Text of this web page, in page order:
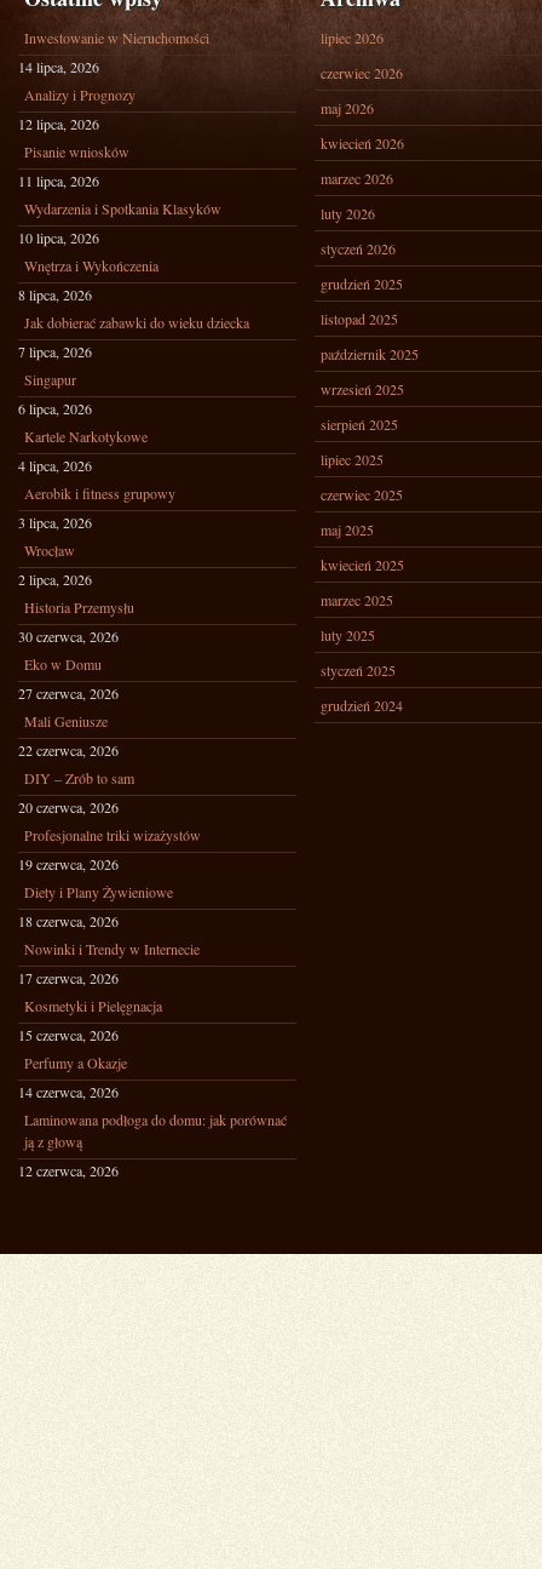
Inwestowanie w Nieruchomości
14 lipca, 2026
Analizy i Prognozy
12 lipca, 2026
Pisanie wniosków
11 lipca, 2026
Wydarzenia i Spotkania Klasyków
10 lipca, 2026
Wnętrza i Wykończenia
8 lipca, 2026
Jak dobierać zabawki do wieku dziecka
7 lipca, 2026
Singapur
6 lipca, 2026
Kartele Narkotykowe
4 lipca, 2026
Aerobik i fitness grupowy
3 lipca, 2026
Wrocław
2 lipca, 2026
Historia Przemysłu
30 czerwca, 2026
Eko w Domu
27 czerwca, 2026
Mali Geniusze
22 czerwca, 2026
DIY – Zrób to sam
20 czerwca, 2026
Profesjonalne triki wizażystów
19 czerwca, 2026
Diety i Plany Żywieniowe
18 czerwca, 2026
Nowinki i Trendy w Internecie
17 czerwca, 2026
Kosmetyki i Pielęgnacja
15 czerwca, 2026
Perfumy a Okazje
14 czerwca, 2026
Laminowana podłoga do domu: jak porównać
ją z głową
12 czerwca, 2026
lipiec 2026
czerwiec 2026
maj 2026
kwiecień 2026
marzec 2026
luty 2026
styczeń 2026
grudzień 2025
listopad 2025
październik 2025
wrzesień 2025
sierpień 2025
lipiec 2025
czerwiec 2025
maj 2025
kwiecień 2025
marzec 2025
luty 2025
styczeń 2025
grudzień 2024